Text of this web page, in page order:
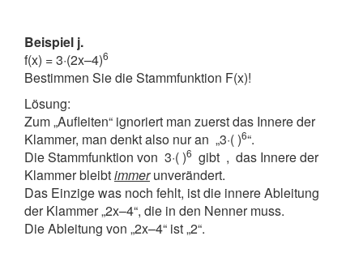
Beispiel j.
f(x) = 3·(2x–4)6
Bestimmen Sie die Stammfunktion F(x)!
Lösung:
Zum „Aufleiten“ ignoriert man zuerst das Innere der
Klammer, man denkt also nur an „3·( )6“.
Die Stammfunktion von 3·( )6 gibt , das Innere der
Klammer bleibtimmerunverändert.
Das Einzige was noch fehlt, ist die innere Ableitung
der Klammer „2x–4“, die in den Nenner muss.
Die Ableitung von „2x–4“ ist „2“.